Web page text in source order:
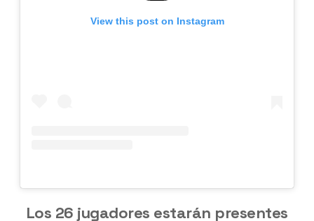
View this post on Instagram
Los 26 jugadores estarán presentes